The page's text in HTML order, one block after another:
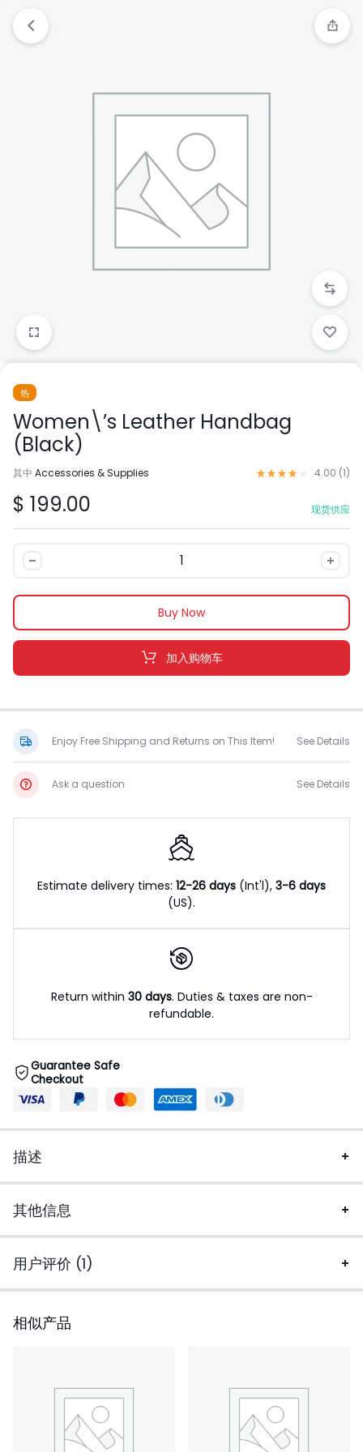
热
Women\’s Leather Handbag
(Black)
其中 Accessories & Supplies 评级4.00 / 5，已有1
4.00 (1)
$ 199.00 现货供应
Handbag
数
加入购物车
Buy Now
Enjoy Free Shipping and Returns on This Item! See Details
Ask a question See Details
Estimate delivery times: 12-26 days (Int'l), 3-6 days
(US).
Return within 30 days. Duties & taxes are non-
refundable.
Guarantee Safe
Checkout
描述
其他信息
用户评价 (1)
相似产品